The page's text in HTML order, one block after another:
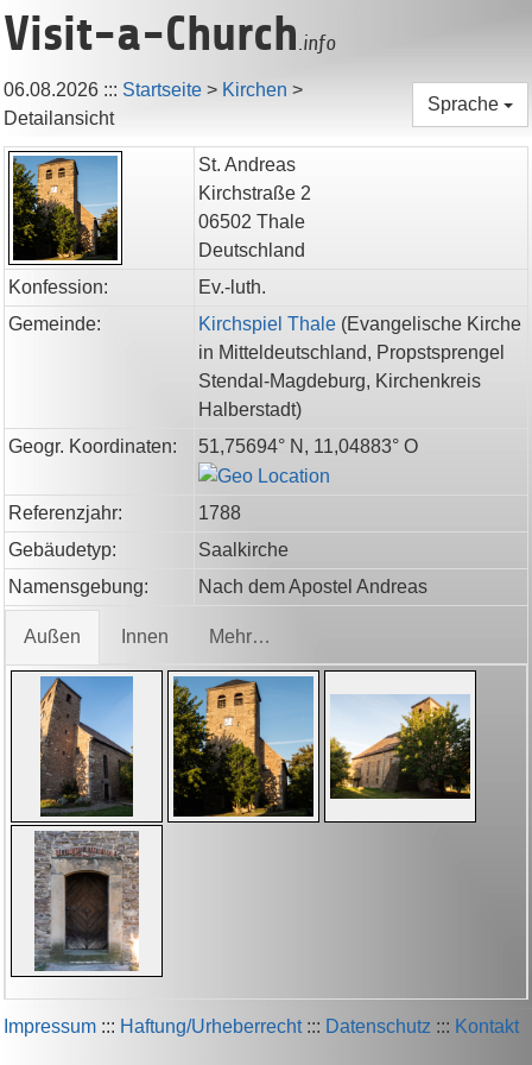
Visit-a-Church.info
06.08.2026 ::: Startseite > Kirchen >
Detailansicht
Sprache
St. Andreas
Kirchstraße 2
06502 Thale
Deutschland
Konfession:
Ev.-luth.
Gemeinde:
Kirchspiel Thale (Evangelische Kirche
in Mitteldeutschland, Propstsprengel
Stendal-Magdeburg, Kirchenkreis
Halberstadt)
Geogr. Koordinaten:
51,75694° N, 11,04883° O
Referenzjahr:
1788
Gebäudetyp:
Saalkirche
Namensgebung:
Nach dem Apostel Andreas
Außen Innen Mehr…
Impressum ::: Haftung/Urheberrecht::: Datenschutz ::: Kontakt